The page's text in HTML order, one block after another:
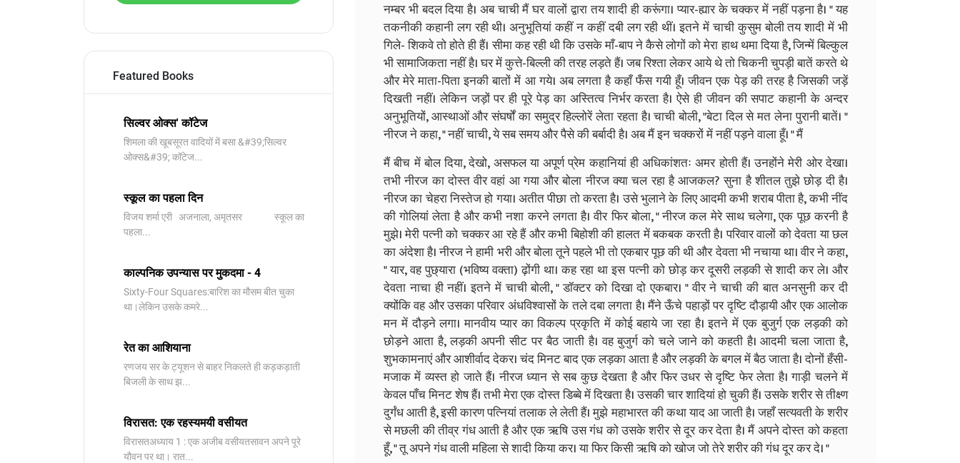
Featured Books
सिल्वर ओक्स' कॉटेज
शिमला की खूबसूरत वादियों में बसा &#39;सिल्वर
ओक्स&#39; कॉटेज...
स्कूल का पहला दिन
विजय शर्मा एरी अजनाला, अमृतसर स्कूल का
पहला...
काल्पनिक उपन्यास पर मुकदमा - 4
Sixty-Four Squares:बारिश का मौसम बीत चुका
था।लेकिन उसके कमरे...
रेत का आशियाना
रणजय सर के ट्यूशन से बाहर निकलते ही कड़कड़ाती
बिजली के साथ झ...
विरासत: एक रहस्यमयी वसीयत
विरासतअध्याय 1 : एक अजीब वसीयतसावन अपने पूरे
यौवन पर था। रात...
नम्बर भी बदल दिया है। अब चाची मैं घर वालों द्वारा तय शादी ही करूंगा। प्यार-ह्यार के चक्कर में नहीं पड़ना है। " यह
तकनीकी कहानी लग रही थी। अनुभूतियां कहीं न कहीं दबी लग रही थीं। इतने में चाची कुसुम बोली तय शादी में भी
गिले- शिकवे तो होते ही हैं। सीमा कह रही थी कि उसके माँ-बाप ने कैसे लोगों को मेरा हाथ थमा दिया है, जिन्में बिल्कुल
भी सामाजिकता नहीं है। घर में कुत्ते-बिल्ली की तरह लड़ते हैं। जब रिश्ता लेकर आये थे तो चिकनी चुपड़ी बातें करते थे
और मेरे माता-पिता इनकी बातों में आ गये। अब लगता है कहाँ फँस गयी हूँ। जीवन एक पेड़ की तरह है जिसकी जड़ें
दिखती नहीं। लेकिन जड़ों पर ही पूरे पेड़ का अस्तित्व निर्भर करता है। ऐसे ही जीवन की सपाट कहानी के अन्दर
अनुभूतियों, आस्थाओं और संघर्षों का समुद्र हिल्लोरें लेता रहता है। चाची बोली, "बेटा दिल से मत लेना पुरानी बातें। "
नीरज ने कहा, " नहीं चाची, ये सब समय और पैसे की बर्बादी है। अब मैं इन चक्करों में नहीं पड़ने वाला हूँ। " मैं
मैं बीच में बोल दिया, देखो, असफल या अपूर्ण प्रेम कहानियां ही अधिकांशतः अमर होती हैं। उनहोंने मेरी ओर देखा।
तभी नीरज का दोस्त वीर वहां आ गया और बोला नीरज क्या चल रहा है आजकल? सुना है शीतल तुझे छोड़ दी है।
नीरज का चेहरा निस्तेज हो गया। अतीत पीछा तो करता है। उसे भुलाने के लिए आदमी कभी शराब पीता है, कभी नींद
की गोलियां लेता है और कभी नशा करने लगता है। वीर फिर बोला, " नीरज कल मेरे साथ चलेगा, एक पूछ करनी है
मुझे। मेरी पत्नी को चक्कर आ रहे हैं और कभी बिहोशी की हालत में बकबक करती है। परिवार वालों को देवता या छल
का अंदेशा है। नीरज ने हामी भरी और बोला तूने पहले भी तो एकबार पूछ की थी और देवता भी नचाया था। वीर ने कहा,
" यार, वह पुछ्यारा (भविष्य वक्ता) ढ़ोंगी था। कह रहा था इस पत्नी को छोड़ कर दूसरी लड़की से शादी कर ले। और
देवता नाचा ही नहीं। इतने में चाची बोली, " डॉक्टर को दिखा दो एकबार। " वीर ने चाची की बात अनसुनी कर दी
क्योंकि वह और उसका परिवार अंधविश्वासों के तले दबा लगता है। मैंने ऊँचे पहाड़ों पर दृष्टि दौड़ायी और एक आलोक
मन में दौड़ने लगा। मानवीय प्यार का विकल्प प्रकृति में कोई बहाये जा रहा है। इतने में एक बुजुर्ग एक लड़की को
छोड़ने आता है, लड़की अपनी सीट पर बैठ जाती है। वह बुजुर्ग को चले जाने को कहती है। आदमी चला जाता है,
शुभकामनाएं और आशीर्वाद देकर। चंद मिनट बाद एक लड़का आता है और लड़की के बगल में बैठ जाता है। दोनों हँसी-
मजाक में व्यस्त हो जाते हैं। नीरज ध्यान से सब कुछ देखता है और फिर उधर से दृष्टि फेर लेता है। गाड़ी चलने में
केवल पाँच मिनट शेष हैं। तभी मेरा एक दोस्त डिब्बे में दिखता है। उसकी चार शादियां हो चुकी हैं। उसके शरीर से तीक्ष्ण
दुर्गंध आती है, इसी कारण पत्नियां तलाक ले लेती हैं। मुझे महाभारत की कथा याद आ जाती है। जहाँ सत्यवती के शरीर
से मछली की तीव्र गंध आती है और एक ऋषि उस गंध को उसके शरीर से दूर कर देता है। मैं अपने दोस्त को कहता
हूँ, " तू अपने गंध वाली महिला से शादी किया कर। या फिर किसी ऋषि को खोज जो तेरे शरीर की गंध दूर कर दे। "